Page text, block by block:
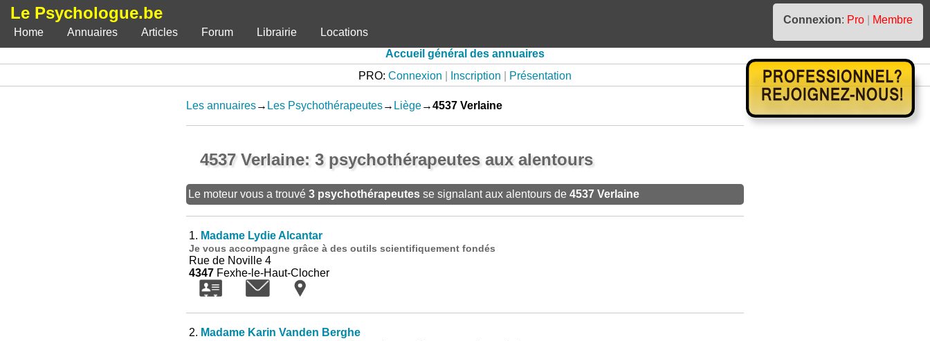
Le Psychologue.be Connexion: Pro
Membre
Home
Annuaires Articles Forum Librairie
Locations
Accueil général des annuaires
PRO: Connexion Inscription Présentation
Les annuaires→ Les Psychothérapeutes→ Liège→4537 Verlaine
4537 Verlaine: 3 psychothérapeutes aux alentours
Le moteur vous a trouvé 3 psychothérapeutesse signalant aux alentours de 4537 Verlaine
1. Madame Lydie Alcantar
Je vous accompagne grâce à des outils scientifiquement fondés
Rue de Noville 4
4347Fexhe-le-Haut-Clocher
2. Madame Karin Vanden Berghe